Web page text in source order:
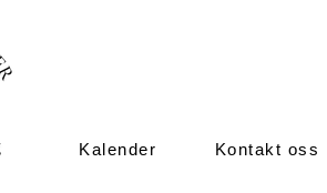
Kalender Kontakt oss